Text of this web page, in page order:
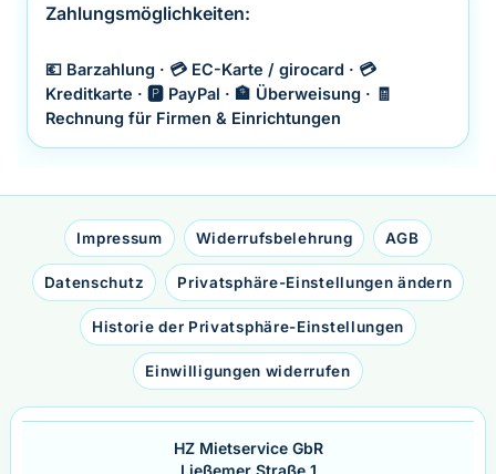
Zahlungsmöglichkeiten:
💶 Barzahlung · 💳 EC-Karte / girocard · 💳
Kreditkarte · 🅿️ PayPal · 🏦 Überweisung · 🧾
Rechnung für Firmen & Einrichtungen
Impressum Widerrufsbelehrung AGB
Datenschutz Privatsphäre-Einstellungen ändern
Historie der Privatsphäre-Einstellungen
Einwilligungen widerrufen
HZ Mietservice GbR
Ließemer Straße 1